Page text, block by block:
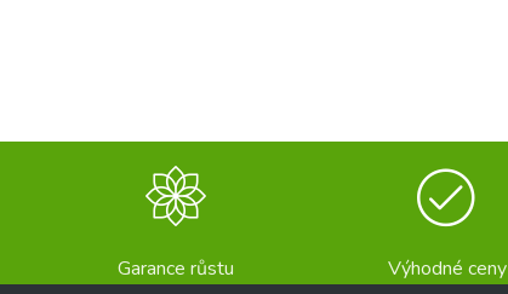
Garance růstu Výhodné ceny